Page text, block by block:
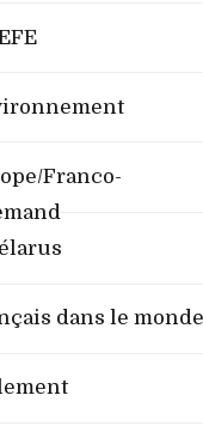
Franco-
dans le monde